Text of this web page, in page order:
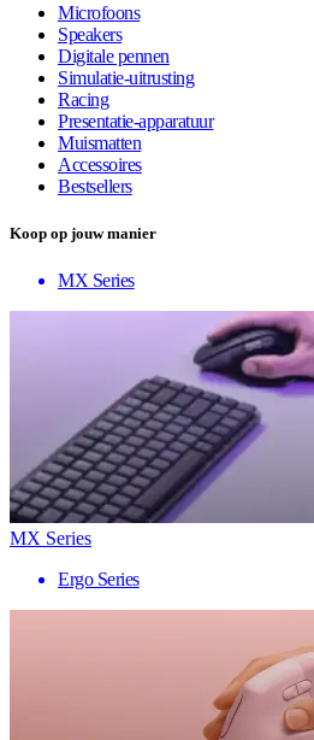
Microfoons
Speakers
Digitale pennen
Simulatie-uitrusting
Racing
Presentatie-apparatuur
Muismatten
Accessoires
Bestsellers
Koop op jouw manier
MX Series
MX Series
Ergo Series